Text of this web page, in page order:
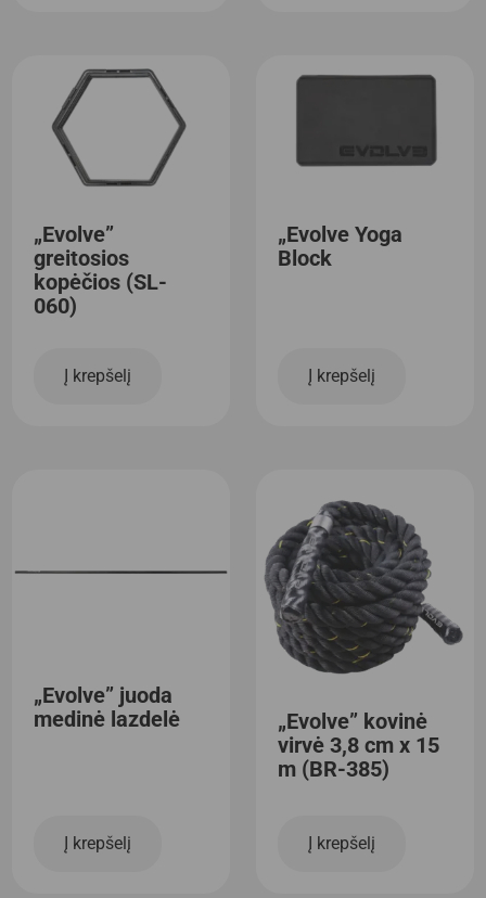
„Evolve”
greitosios
kopėčios (SL-
060)
Į krepšelį
„Evolve Yoga
Block
Į krepšelį
„Evolve” juoda
medinė lazdelė
Į krepšelį
„Evolve” kovinė
virvė 3,8 cm x 15
m (BR-385)
Į krepšelį